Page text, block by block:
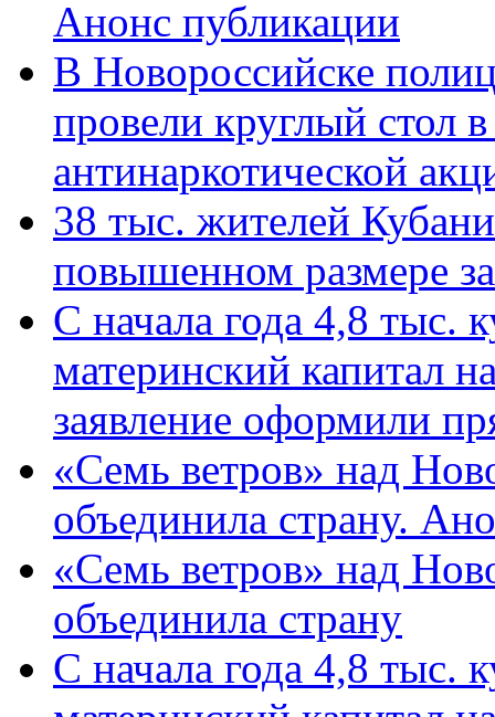
Анонс публикации
В Новороссийске
провели круглый стол
антинаркотической
38 тыс. жителей
повышенном размере
С начала года 4,8 тыс.
материнский капитал
заявление оформили
«Семь ветров» над
объединила страну.
«Семь ветров» над
объединила страну
С начала года 4,8 тыс.